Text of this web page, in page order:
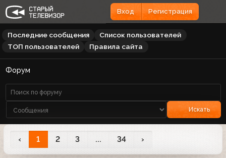
Вход Регистрация
Последние сообщения
Список пользователей
ТОП пользователей
Правила сайта
Форум
Искать
‹ 1 2 3 ... 34 ›